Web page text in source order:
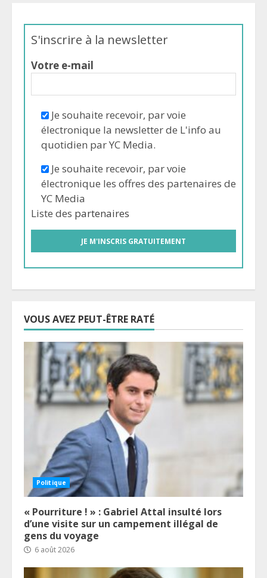
S'inscrire à la newsletter
Votre e-mail
Je souhaite recevoir, par voie
électronique la newsletter de L'info au
quotidien par YC Media.
Je souhaite recevoir, par voie
électronique les offres des partenaires de
YC Media
Liste des partenaires
VOUS AVEZ PEUT-ÊTRE RATÉ
Politique
« Pourriture ! » : Gabriel Attal insulté lors
d’une visite sur un campement illégal de
gens du voyage
6 août 2026